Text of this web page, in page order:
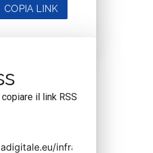
COPIA LINK
il link RSS